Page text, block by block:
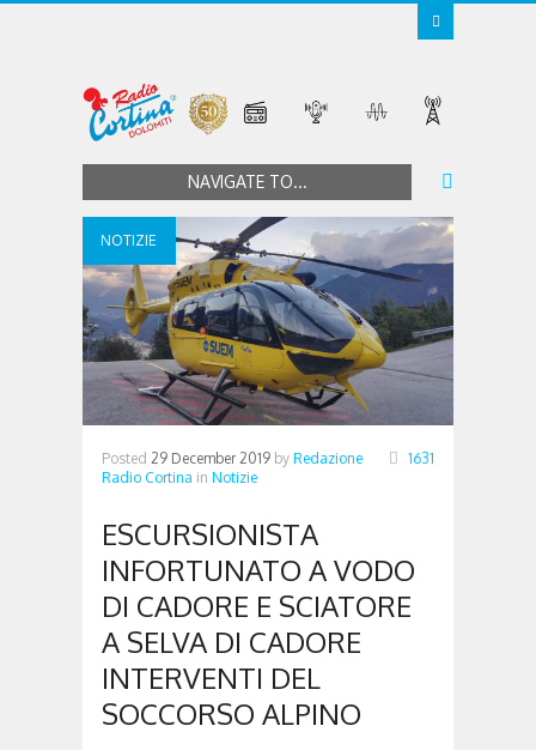
NAVIGATE TO...
NOTIZIE
Posted 29 December 2019 by Redazione
Radio Cortina in Notizie
1631
ESCURSIONISTA
INFORTUNATO A VODO
DI CADORE E SCIATORE
A SELVA DI CADORE
INTERVENTI DEL
SOCCORSO ALPINO